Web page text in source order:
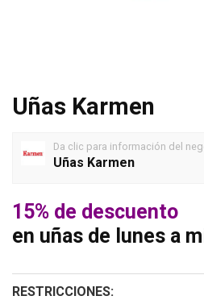
Uñas Karmen
Da clic para información del
Uñas Karmen
15% de descuento
en uñas de lunes a
RESTRICCIONES: